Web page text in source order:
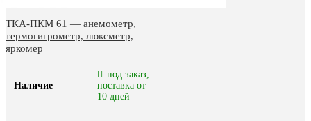
ТКА-ПКМ 61 — анемометр,
термогигрометр, люксметр,
яркомер
Наличие
под заказ,
поставка от
10 дней